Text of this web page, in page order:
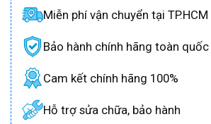
Miễn phí vận chuyển tại TP.HCM
Bảo hành chính hãng toàn quốc
Cam kết chính hãng 100%
Hỗ trợ sửa chữa, bảo hành